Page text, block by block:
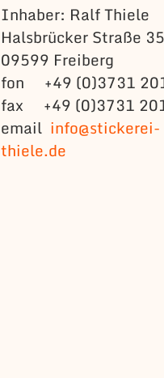
Inhaber: Ralf Thiele
Halsbrücker Straße
09599 Freiberg
fon +49 (0)3731
fax +49 (0)3731
email info@stickerei-
thiele.de